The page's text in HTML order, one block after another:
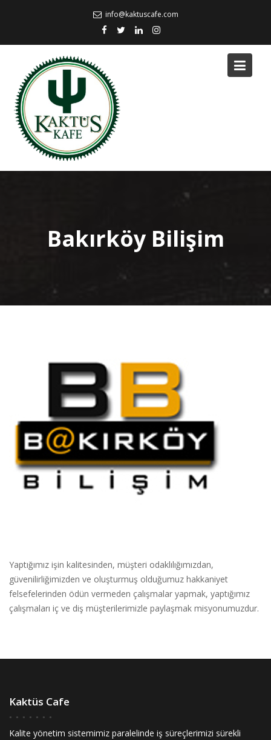
info@kaktuscafe.com
Bakırköy Bilişim
Yaptığımız işin kalitesinden, müşteri odaklılığımızdan,
güvenilirliğimizden ve oluşturmuş olduğumuz hakkaniyet
felsefelerinden ödün vermeden çalışmalar yapmak, yaptığımız
çalışmaları iç ve diş müşterilerimizle paylaşmak misyonumuzdur.
Kaktüs Cafe
Kalite yönetim sistemimiz paralelinde iş süreçlerimizi sürekli